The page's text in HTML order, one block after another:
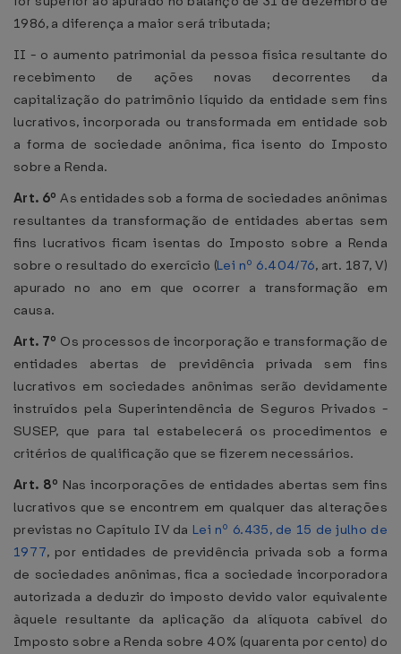
1986, a diferença a maior será tributada;
II - o aumento patrimonial da pessoa física resultante do
recebimento de ações novas decorrentes da
capitalização do patrimônio líquido da entidade sem fins
lucrativos, incorporada ou transformada em entidade sob
a forma de sociedade anônima, fica isento do Imposto
sobre a Renda.
Art. 6ºAs entidades sob a forma de sociedades anônimas
resultantes da transformação de entidades abertas sem
fins lucrativos ficam isentas do Imposto sobre a Renda
sobre o resultado do exercício (Lei nº 6.404/76, art. 187, V)
apurado no ano em que ocorrer a transformação em
causa.
Art. 7º Os processos de incorporação e transformação de
entidades abertas de previdência privada sem fins
lucrativos em sociedades anônimas serão devidamente
instruídos pela Superintendência de Seguros Privados -
SUSEP, que para tal estabelecerá os procedimentos e
critérios de qualificação que se fizerem necessários.
Art. 8º Nas incorporações de entidades abertas sem fins
lucrativos que se encontrem em qualquer das alterações
previstas no Capítulo IV da Lei nº 6.435, de 15 de julho de
1977, por entidades de previdência privada sob a forma
de sociedades anônimas, fica a sociedade incorporadora
autorizada a deduzir do imposto devido valor equivalente
àquele resultante da aplicação da alíquota cabível do
Imposto sobre a Renda sobre 40% (quarenta por cento) do